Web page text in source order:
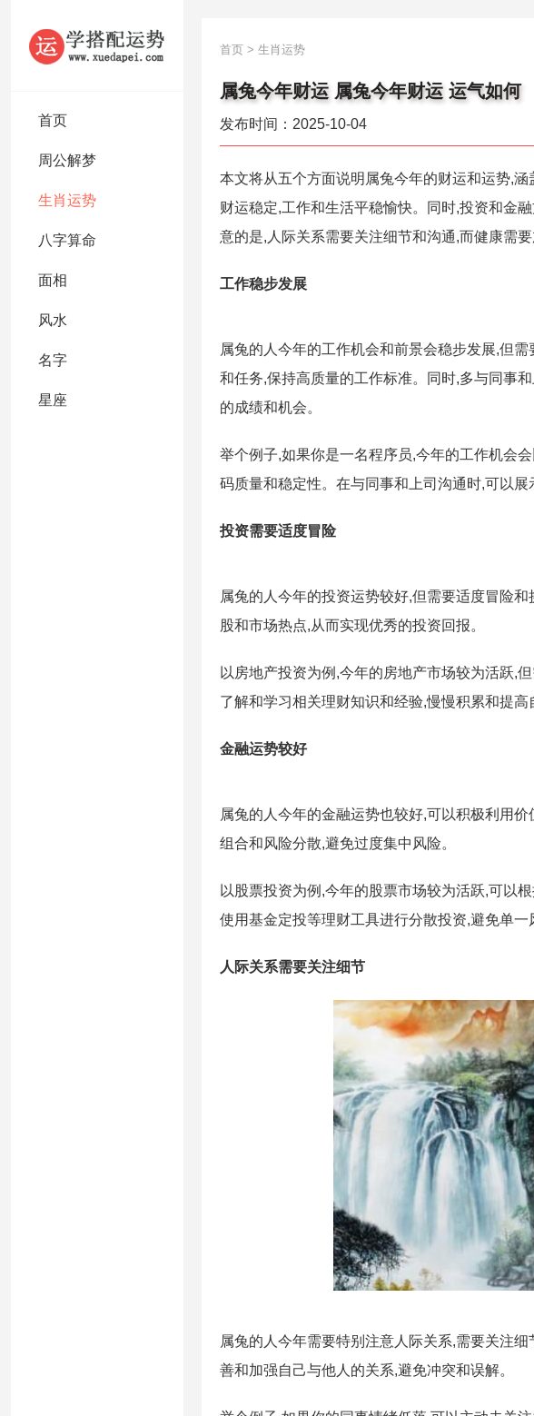
首页
周公解梦
生肖运势
八字算命
面相
风水
名字
星座
首页 > 生肖运势
属兔今年财运 属兔今年财运 运气如何
发布时间：2025-10-04
本文将从五个方面说明属兔今年的财运和运势,
财运稳定,工作和生活平稳愉快。同时,投资和金
意的是,人际关系需要关注细节和沟通,而健康需要
工作稳步发展
属兔的人今年的工作机会和前景会稳步发展,但
和任务,保持高质量的工作标准。同时,多与同事
的成绩和机会。
举个例子,如果你是一名程序员,今年的工作机会
码质量和稳定性。在与同事和上司沟通时,可以
投资需要适度冒险
属兔的人今年的投资运势较好,但需要适度冒险
股和市场热点,从而实现优秀的投资回报。
以房地产投资为例,今年的房地产市场较为活跃,
了解和学习相关理财知识和经验,慢慢积累和提高
金融运势较好
属兔的人今年的金融运势也较好,可以积极利用
组合和风险分散,避免过度集中风险。
以股票投资为例,今年的股票市场较为活跃,可以
使用基金定投等理财工具进行分散投资,避免单一
人际关系需要关注细节
属兔的人今年需要特别注意人际关系,需要关注
善和加强自己与他人的关系,避免冲突和误解。